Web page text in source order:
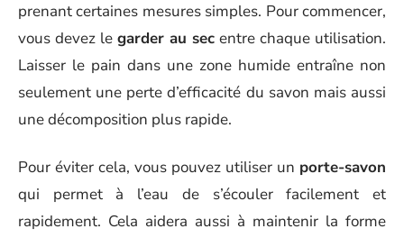
prenant certaines mesures simples. Pour commencer,
vous devez le garder au sec entre chaque utilisation.
Laisser le pain dans une zone humide entraîne non
seulement une perte d’efficacité du savon mais aussi
une décomposition plus rapide.
Pour éviter cela, vous pouvez utiliser un porte-savon
qui permet à l’eau de s’écouler facilement et
rapidement. Cela aidera aussi à maintenir la forme